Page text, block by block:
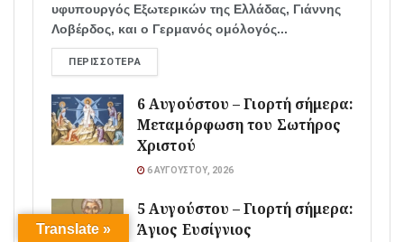
υφυπουργός Εξωτερικών της Ελλάδας, Γιάννης
Λοβέρδος, και ο Γερμανός ομόλογός...
ΠΕΡΙΣΣΌΤΕΡΑ
6 Αυγούστου – Γιορτή σήμερα:
Μεταμόρφωση του Σωτήρος
Χριστού
6 ΑΥΓΟΎΣΤΟΥ, 2026
5 Αυγούστου – Γιορτή σήμερα:
Άγιος Ευσίγνιος
Translate »